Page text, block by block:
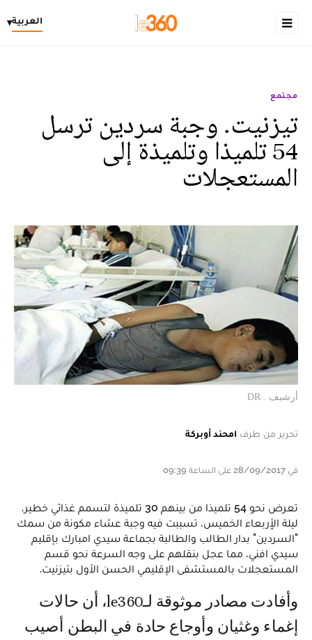
العربية▾
مجتمع
تيزنيت. وجبة سردين ترسل
54 تلميذا وتلميذة إلى
المستعجلات
أرشيف . DR
تحرير من طرف امحند أوبركة
في 28/09/2017 على الساعة 09:39
تعرض نحو 54 تلميذا من بينهم 30 تلميذة لتسمم غذائي خطير،
ليلة الأٍربعاء الخميس، تسببت فيه وجبة عشاء مكونة من سمك
"السردين" بدار الطالب والطالبة بجماعة سيدي امبارك بإقليم
سيدي افني، مما عجل بنقلهم على وجه السرعة نحو قسم
المستعجلات بالمستشفى الإقليمي الحسن الأول بتيزنيت.
وأفادت مصادر موثوقة لـle360، أن حالات
إغماء وغثيان وأوجاع حادة في البطن أصيب